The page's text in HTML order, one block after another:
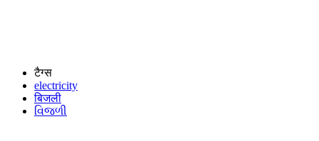
टैग्स
electricity
बिजली
વિજળી